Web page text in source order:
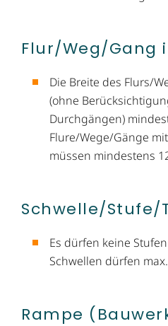
Flur/Weg/​Gang
Die Breite des Flurs/
(ohne
Durchgängen)
Flure/Wege/Gänge
müssen mindestens
Schwelle/Stufe/​
Es dürfen keine
Schwellen dürfen
Rampe